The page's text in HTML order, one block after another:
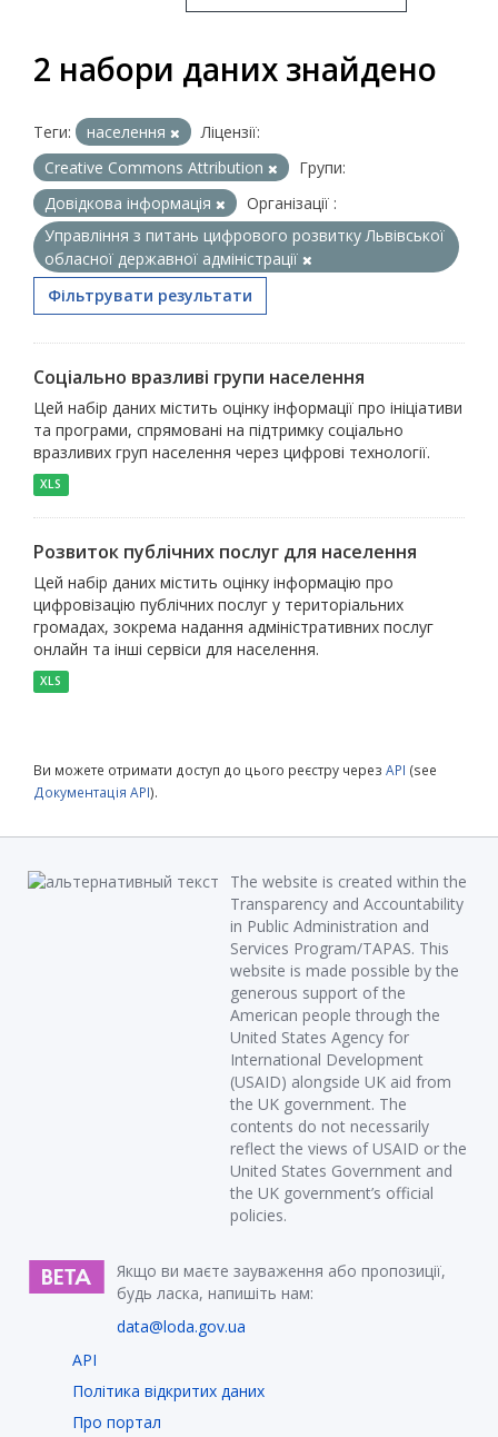
2 набори даних знайдено
Теги: населення
Ліцензії:
Creative Commons Attribution
Групи:
Довідкова інформація
Організації :
Управління з питань цифрового розвитку Львівської
обласної державної адміністрації
Фільтрувати результати
Соціально вразливі групи населення
Цей набір даних містить оцінку інформації про ініціативи
та програми, спрямовані на підтримку соціально
вразливих груп населення через цифрові технології.
XLS
Розвиток публічних послуг для населення
Цей набір даних містить оцінку інформацію про
цифровізацію публічних послуг у територіальних
громадах, зокрема надання адміністративних послуг
онлайн та інші сервіси для населення.
XLS
Ви можете отримати доступ до цього реєстру через API (see
Документація API).
The website is created within the
Transparency and Accountability
in Public Administration and
Services Program/TAPAS. This
website is made possible by the
generous support of the
American people through the
United States Agency for
International Development
(USAID) alongside UK aid from
the UK government. The
contents do not necessarily
reflect the views of USAID or the
United States Government and
the UK government’s official
policies.
Якщо ви маєте зауваження або пропозиції,
будь ласка, напишіть нам:
data@loda.gov.ua
API
Політика відкритих даних
Про портал